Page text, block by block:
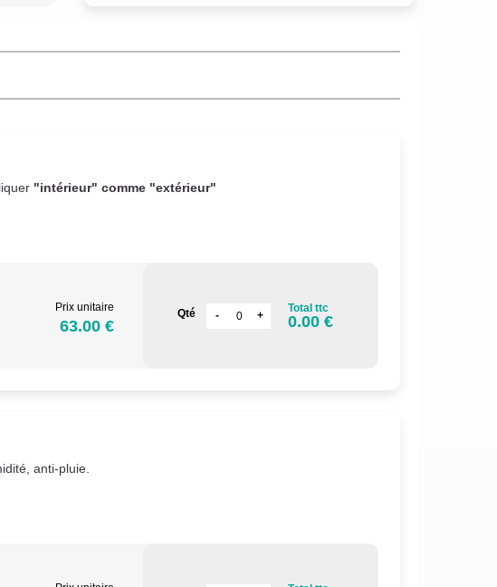
"intérieur" comme "extérieur"
Prix unitaire
63.00 €
Qté Total ttc
0.00 €
anti-pluie.